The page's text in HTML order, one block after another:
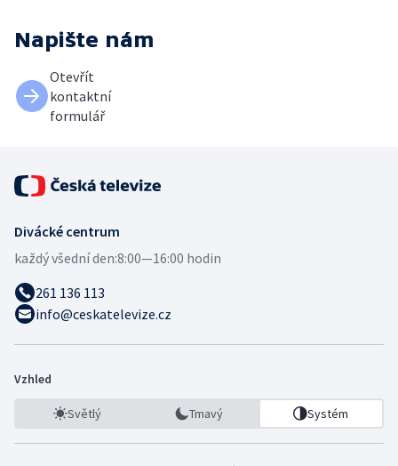
Napište nám
Otevřít
kontaktní
formulář
Divácké centrum
každý všední den:8:00—16:00 hodin
261 136 113
info@ceskatelevize.cz
Vzhled
Světlý Tmavý Systém